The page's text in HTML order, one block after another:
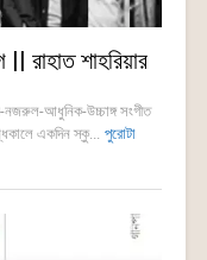
রাহাত শাহরিয়ার
নজরুল-আধুনিক-উচ্চাঙ্গ সংগীত
একদিন স্কু... পুরোটা